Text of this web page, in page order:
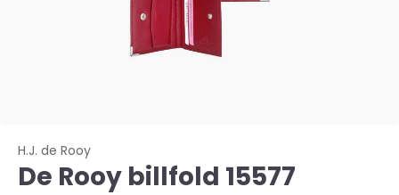
H.J. de Rooy
De Rooy billfold 15577